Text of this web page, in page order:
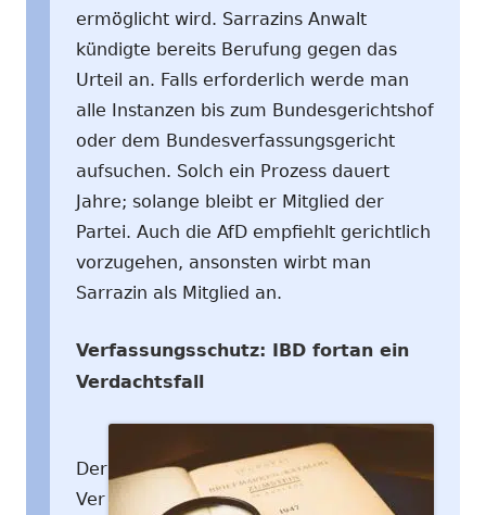
ermöglicht wird. Sarrazins Anwalt
kündigte bereits Berufung gegen das
Urteil an. Falls erforderlich werde man
alle Instanzen bis zum Bundesgerichtshof
oder dem Bundesverfassungsgericht
aufsuchen. Solch ein Prozess dauert
Jahre; solange bleibt er Mitglied der
Partei. Auch die AfD empfiehlt gerichtlich
vorzugehen, ansonsten wirbt man
Sarrazin als Mitglied an.
Verfassungsschutz: IBD fortan ein
Verdachtsfall
Der
Ver